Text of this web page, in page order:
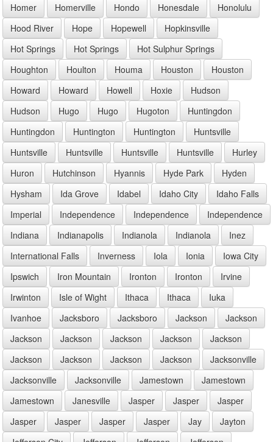
Homer
Homerville Hondo Honesdale
Honolulu
Hood River
Hope Hopewell
Hopkinsville
Hot Springs
Hot Springs
Hot Sulphur Springs
Houghton
Houlton Houma Houston
Houston
Howard
Howard Howell Hoxie
Hudson
Hudson
Hugo Hugo Hugoton
Huntingdon
Huntingdon
Huntington Huntington
Huntsville
Huntsville
Huntsville Huntsville Huntsville
Hurley
Huron
Hutchinson Hyannis Hyde Park
Hyden
Hysham
Ida Grove Idabel Idaho City
Idaho Falls
Imperial
Independence Independence
Independence
Indiana
Indianapolis Indianola Indianola
Inez
International Falls
Inverness Iola Ionia
Iowa City
Ipswich
Iron Mountain Ironton Ironton
Irvine
Irwinton
Isle of Wight Ithaca Ithaca
Iuka
Ivanhoe
Jacksboro Jacksboro Jackson
Jackson
Jackson
Jackson Jackson Jackson
Jackson
Jackson
Jackson Jackson Jackson
Jacksonville
Jacksonville
Jacksonville Jamestown
Jamestown
Jamestown
Janesville Jasper Jasper
Jasper
Jasper
Jasper Jasper Jasper Jay
Jayton